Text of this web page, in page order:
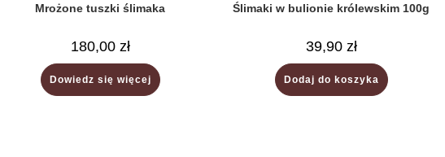
Mrożone tuszki ślimaka
180,00 zł
Dowiedz się więcej
Ślimaki w bulionie królewskim 100g
39,90 zł
Dodaj do koszyka